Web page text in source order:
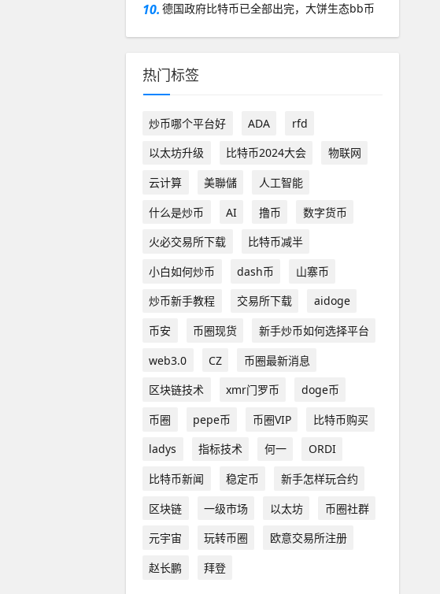
10. 德国政府比特币已全部出完，大饼生态bb币
热门标签
炒币哪个平台好 ADA
rfd
以太坊升级
比特币2024大会
物联网
云计算
美聯儲
人工智能
什么是炒币
AI 撸币
数字货币
火必交易所下载
比特币减半
小白如何炒币
dash币
山寨币
炒币新手教程
交易所下载
aidoge
币安
币圈现货
新手炒币如何选择平台
web3.0
CZ
币圈最新消息
区块链技术
xmr门罗币
doge币
币圈
pepe币 币圈VIP
比特币购买
ladys
指标技术 何一
ORDI
比特币新闻
稳定币
新手怎样玩合约
区块链
一级市场 以太坊
币圈社群
元宇宙
玩转币圈
欧意交易所注册
赵长鹏
拜登